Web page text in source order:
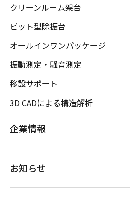
クリーンルーム架台
ピット型除振台
オールインワンパッケージ
振動測定・騒音測定
移設サポート
3D CADによる構造解析
企業情報
お知らせ